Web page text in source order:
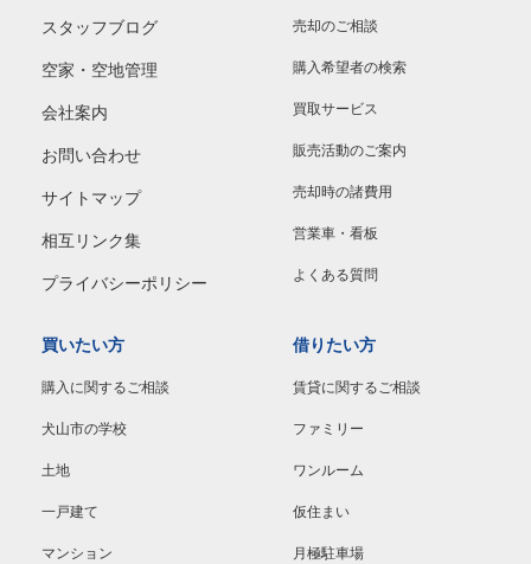
スタッフブログ
空家・空地管理
会社案内
お問い合わせ
サイトマップ
相互リンク集
プライバシーポリシー
売却のご相談
購入希望者の検索
買取サービス
販売活動のご案内
売却時の諸費用
営業車・看板
よくある質問
買いたい方
購入に関するご相談
犬山市の学校
土地
一戸建て
マンション
借りたい方
賃貸に関するご相談
ファミリー
ワンルーム
仮住まい
月極駐車場